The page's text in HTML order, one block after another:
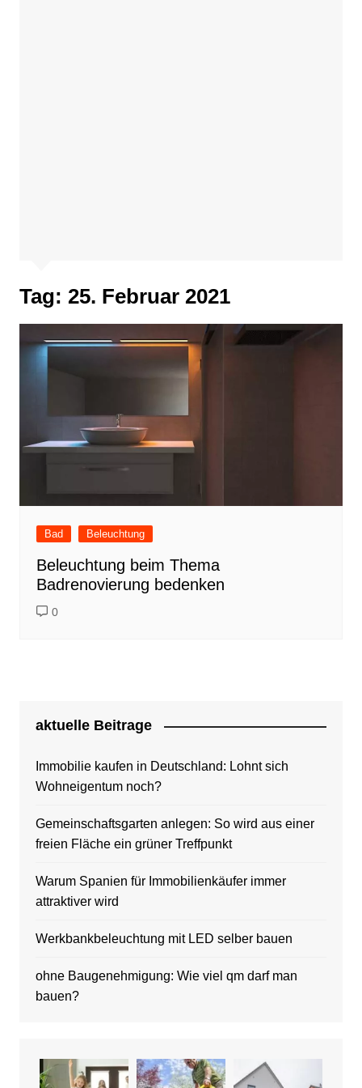
Tag: 25. Februar 2021
Bad Beleuchtung
Beleuchtung beim Thema
Badrenovierung bedenken
0
aktuelle Beitrage
Immobilie kaufen in Deutschland: Lohnt sich
Wohneigentum noch?
Gemeinschaftsgarten anlegen: So wird aus einer
freien Fläche ein grüner Treffpunkt
Warum Spanien für Immobilienkäufer immer
attraktiver wird
Werkbankbeleuchtung mit LED selber bauen
ohne Baugenehmigung: Wie viel qm darf man
bauen?